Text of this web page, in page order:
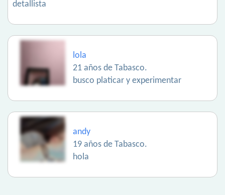
detallista
lola
21 años de Tabasco.
busco platicar y experimentar
andy
19 años de Tabasco.
hola